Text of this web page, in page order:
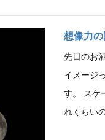
想像力
先日のお
イメージ
す。 スケ
れくらい